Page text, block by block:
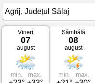
Vremea
Agrij
Județul
Sălaj
Vineri
07
august
min. max.
Sâmbătă
08
august
min. max.